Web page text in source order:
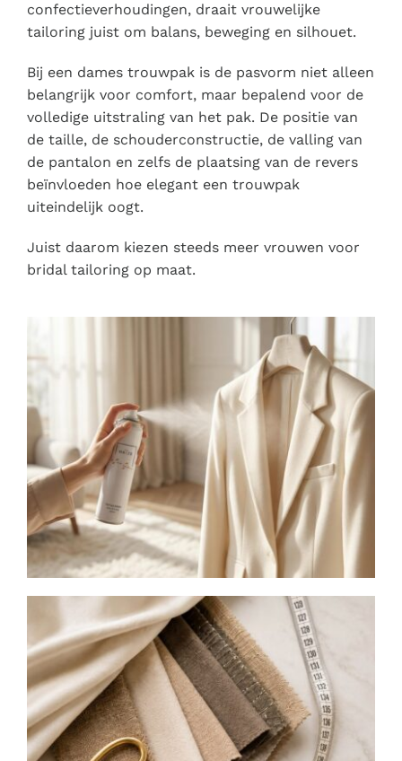
confectieverhoudingen, draait vrouwelijke
tailoring juist om balans, beweging en silhouet.
Bij een dames trouwpak is de pasvorm niet alleen
belangrijk voor comfort, maar bepalend voor de
volledige uitstraling van het pak. De positie van
de taille, de schouderconstructie, de valling van
de pantalon en zelfs de plaatsing van de revers
beïnvloeden hoe elegant een trouwpak
uiteindelijk oogt.
Juist daarom kiezen steeds meer vrouwen voor
bridal tailoring op maat.